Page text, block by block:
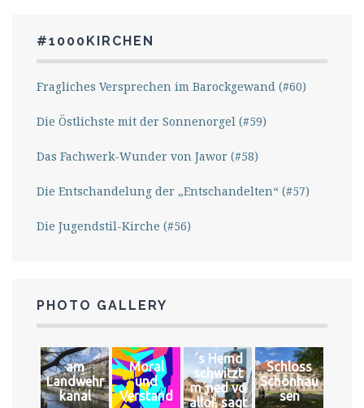
#1000KIRCHEN
Fragliches Versprechen im Barockgewand (#60)
Die Östlichste mit der Sonnenorgel (#59)
Das Fachwerk-Wunder von Jawor (#58)
Die Entschandelung der „Entschandelten“ (#57)
Die Jugendstil-Kirche (#56)
PHOTO GALLERY
am
Landwehr
kanal
Moral
und
Verstand
´s Hemd
schwitzt
m´ned vo
alloi, sagt
Schloss
Schönhau
sen